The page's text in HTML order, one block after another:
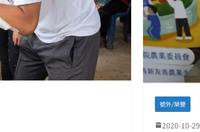
號外/榮譽
2020-10-29